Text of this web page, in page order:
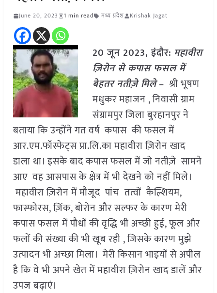
June 20, 2023 1 min read मध्य प्रदेश Krishak Jagat
20 जून 2023,इंदौर: महावीरा
ज़िरोन से कपास फसल में
बेहतर नतीज़े मिले– श्री भूषण
मधुकर महाजन , निवासी ग्राम
संग्रामपुर जिला बुरहानपुर ने
बताया कि उन्होंने गत वर्ष कपास की फसल में
आर.एम.फॉस्फेट्स प्रा.लि.का महावीरा ज़िरोन खाद
डाला था। इसके बाद कपास फसल में जो नतीज़े सामने
आए वह आसपास के क्षेत्र में भी देखने को नहीं मिले।
महावीरा ज़िरोन में मौजूद पांच तत्वों कैल्शियम,
फास्फोरस, ज़िंक, बोरोन और सल्फर के कारण मेरी
कपास फसल में पौधों की वृद्धि भी अच्छी हुई, फूल और
फलों की संख्या की भी खूब रही , जिसके कारण मुझे
उत्पादन भी अच्छा मिला। मेरी किसान भाइयों से अपील
है कि वे भी अपने खेत में महावीरा ज़िरोन खाद डालें और
उपज बढ़ाएं।